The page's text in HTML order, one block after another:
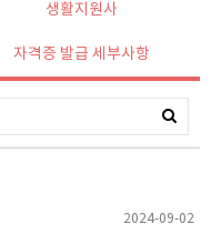
생활지원사
자격증 발급 세부사항
2024-09-02